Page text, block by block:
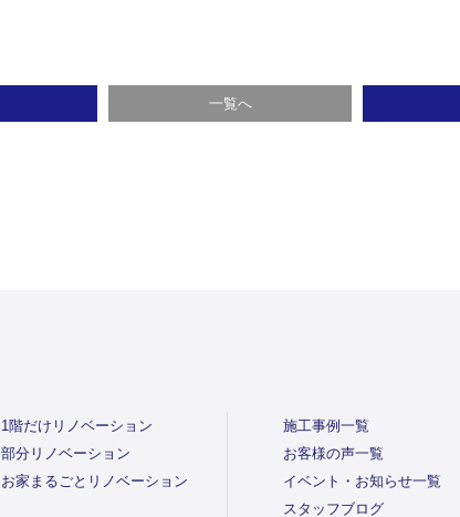
一覧へ
1階だけリノベーション
部分リノベーション
お家まるごとリノベーション
施工事例一覧
お客様の声一覧
イベント・お知らせ一覧
スタッフブログ